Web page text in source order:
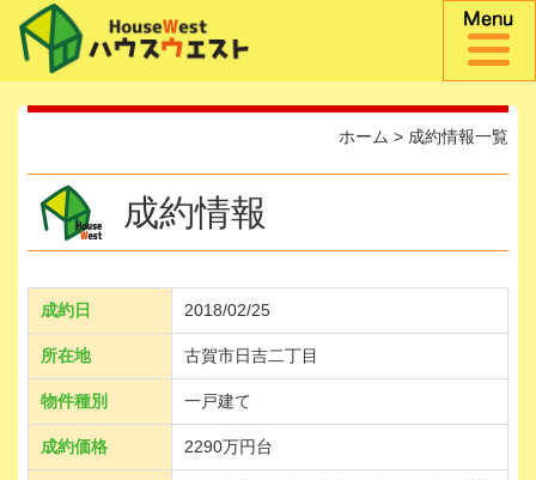
ホーム > 成約情報一覧
成約情報
成約日 2018/02/25
所在地 古賀市日吉二丁目
物件種別 一戸建て
成約価格 2290万円台